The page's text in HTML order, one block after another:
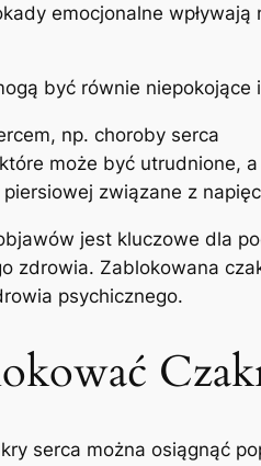
emocjonalne
być równie niepokojące
np. choroby serca
może być utrudnione,
związane z
jest kluczowe dla
zdrowia. Zablokowana
psychicznego.
serca można osiągnąć